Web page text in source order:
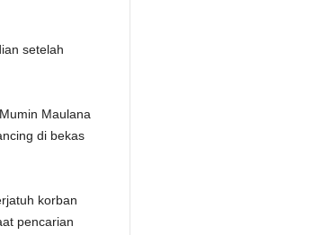
setelah
Maulana
di bekas
korban
pencarian